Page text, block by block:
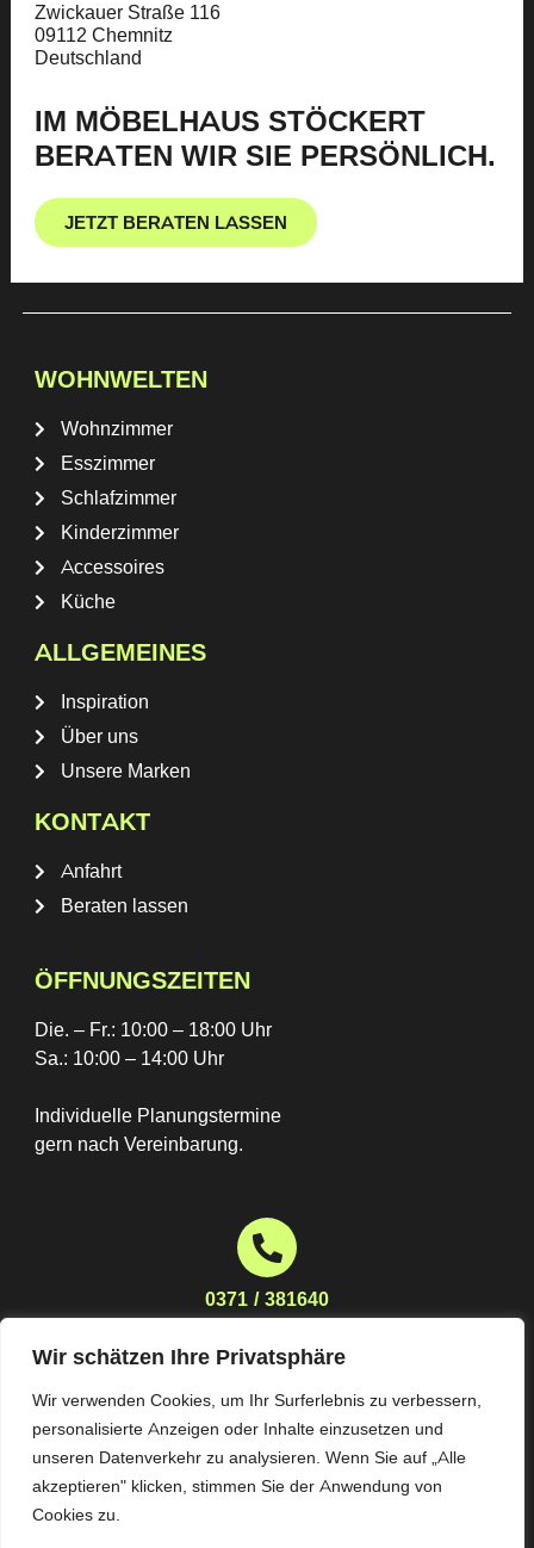
Wir schätzen Ihre Privatsphäre
Wir verwenden Cookies, um Ihr Surferlebnis zu verbessern,
personalisierte Anzeigen oder Inhalte einzusetzen und
unseren Datenverkehr zu analysieren. Wenn Sie auf „Alle
akzeptieren" klicken, stimmen Sie der Anwendung von
Cookies zu.
Zwickauer Straße 116
09112 Chemnitz
Deutschland
IM MÖBELHAUS STÖCKERT
BERATEN WIR SIE PERSÖNLICH.
JETZT BERATEN LASSEN
WOHNWELTEN
Wohnzimmer
Esszimmer
Schlafzimmer
Kinderzimmer
Accessoires
Küche
ALLGEMEINES
Inspiration
Über uns
Unsere Marken
KONTAKT
Anfahrt
Beraten lassen
ÖFFNUNGSZEITEN
Die. – Fr.: 10:00 – 18:00 Uhr
Sa.: 10:00 – 14:00 Uhr
Individuelle Planungstermine
gern nach Vereinbarung.
0371 / 381640
planung@moebelhaus-stoeckert.de